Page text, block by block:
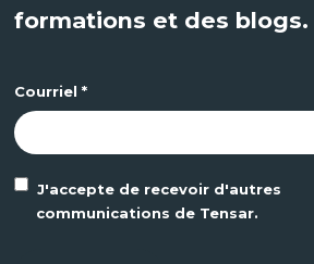
formations et des blogs.
Courriel *
J'accepte de recevoir d'autres
communications de Tensar.